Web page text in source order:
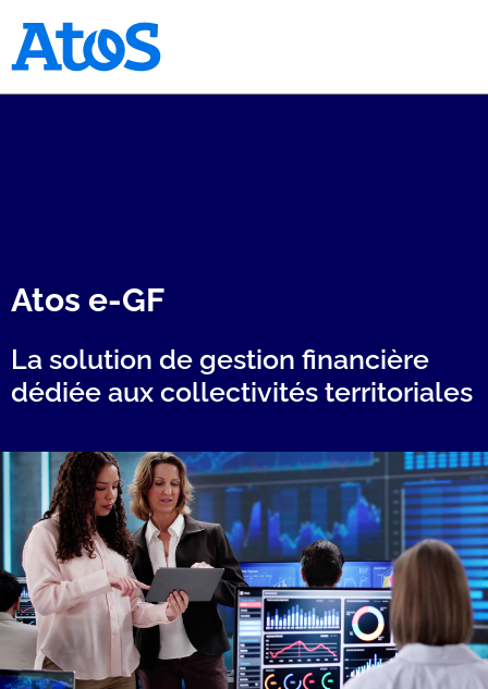
Atos e-GF
La solution de gestion financière
dédiée aux collectivités territoriales